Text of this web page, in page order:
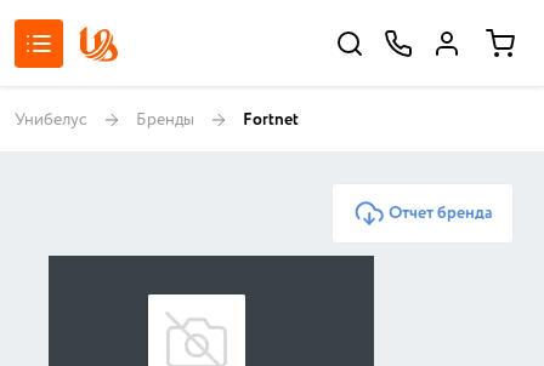
Унибелус Бренды Fortnet
Отчет бренда